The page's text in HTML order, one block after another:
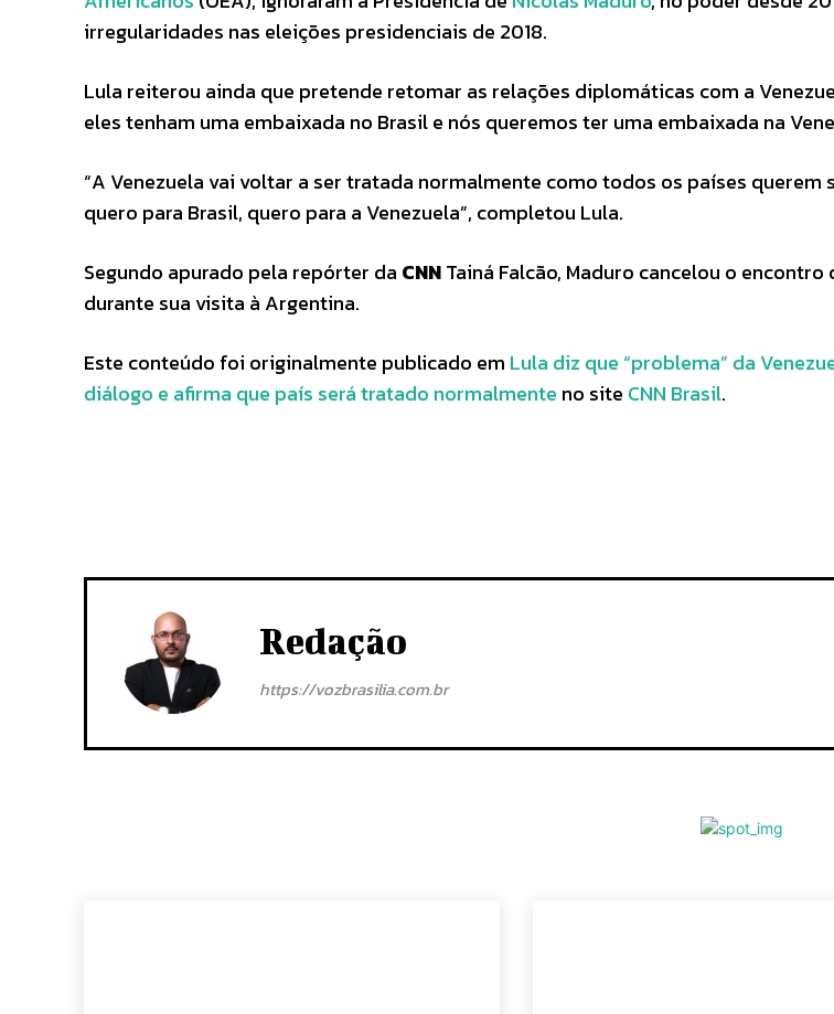
irregularidades nas eleições presidenciais de 2018.
Lula reiterou ainda que pretende retomar as relações diplomáticas com a
eles tenham uma embaixada no Brasil e nós queremos ter uma embaixada na
“A Venezuela vai voltar a ser tratada normalmente como todos os países querem
quero para Brasil, quero para a Venezuela”, completou Lula.
Segundo apurado pela repórter da CNNTainá Falcão, Maduro cancelou o
durante sua visita à Argentina.
Este conteúdo foi originalmente publicado em Lula diz que “problema” da
diálogo e afirma que país será tratado normalmente no site CNN Brasil.
Redação
https://vozbrasilia.com.br